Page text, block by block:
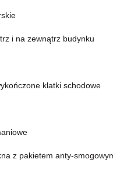
i na zewnątrz budynku
klatki schodowe
z pakietem anty-